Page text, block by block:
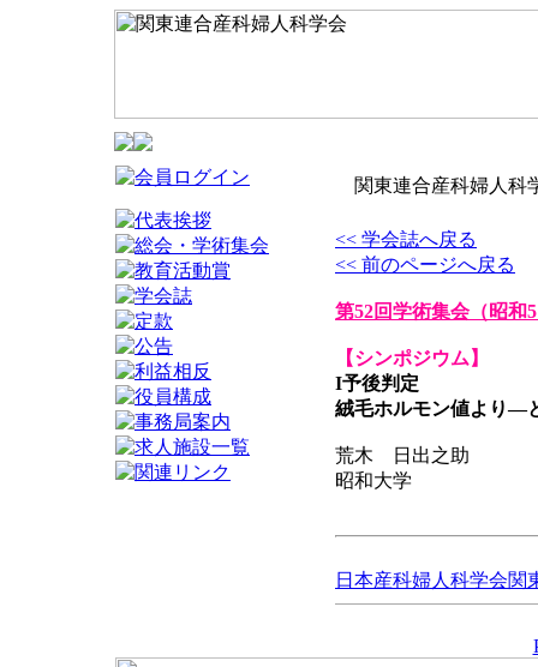
関東連合産科婦人科
<< 学会誌へ戻る
<< 前のページへ戻る
第52回学術集会（昭和
【シンポジウム】
I予後判定
絨毛ホルモン値より―
荒木 日出之助
昭和大学
日本産科婦人科学会関